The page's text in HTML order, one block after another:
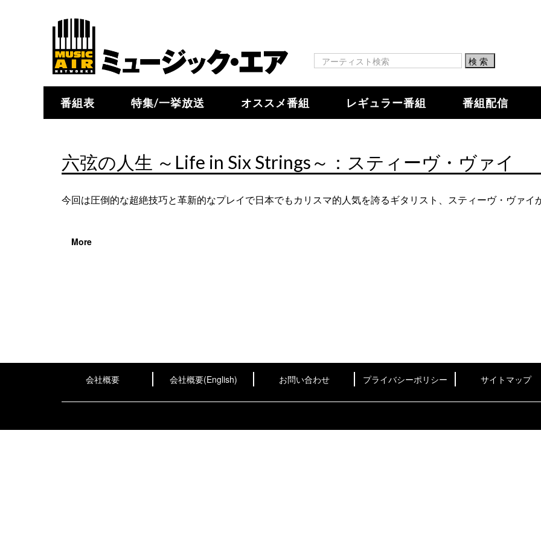
番組表 特集/一挙放送 オススメ番組 レギュラー番組 番組配信
六弦の人生 ～Life in Six Strings～：スティーヴ・ヴァイ
今回は圧倒的な超絶技巧と革新的なプレイで日本でもカリスマ的人気を誇るギタリスト、スティーヴ・ヴァイ
More
会社概要 会社概要(English) お問い合わせ プライバシーポリシー サイトマップ